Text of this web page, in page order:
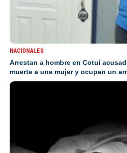
NACIONALES
Arrestan a hombre en Cotuí
muerte a una mujer y ocupan un